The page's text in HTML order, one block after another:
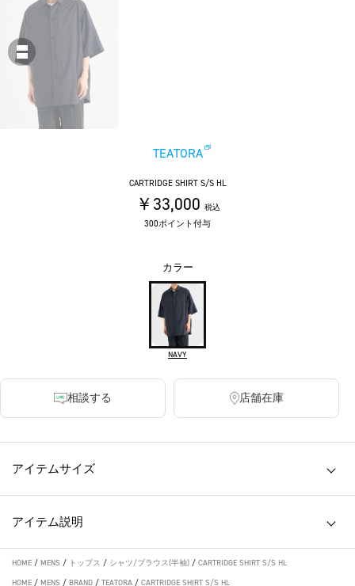
TEATORA
CARTRIDGE SHIRT S/S HL
￥33,000 税込
300ポイント付与
カラー
NAVY
相談する 店舗在庫
アイテムサイズ
アイテム説明
HOME / MENS / トップス / シャツ/ブラウス(半袖) / CARTRIDGE SHIRT S/S HL
HOME / MENS / BRAND / TEATORA / CARTRIDGE SHIRT S/S HL